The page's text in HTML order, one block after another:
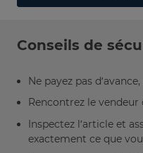
Conseils de
Ne payez pas
Rencontrez le
Inspectez l’article et
exactement ce que